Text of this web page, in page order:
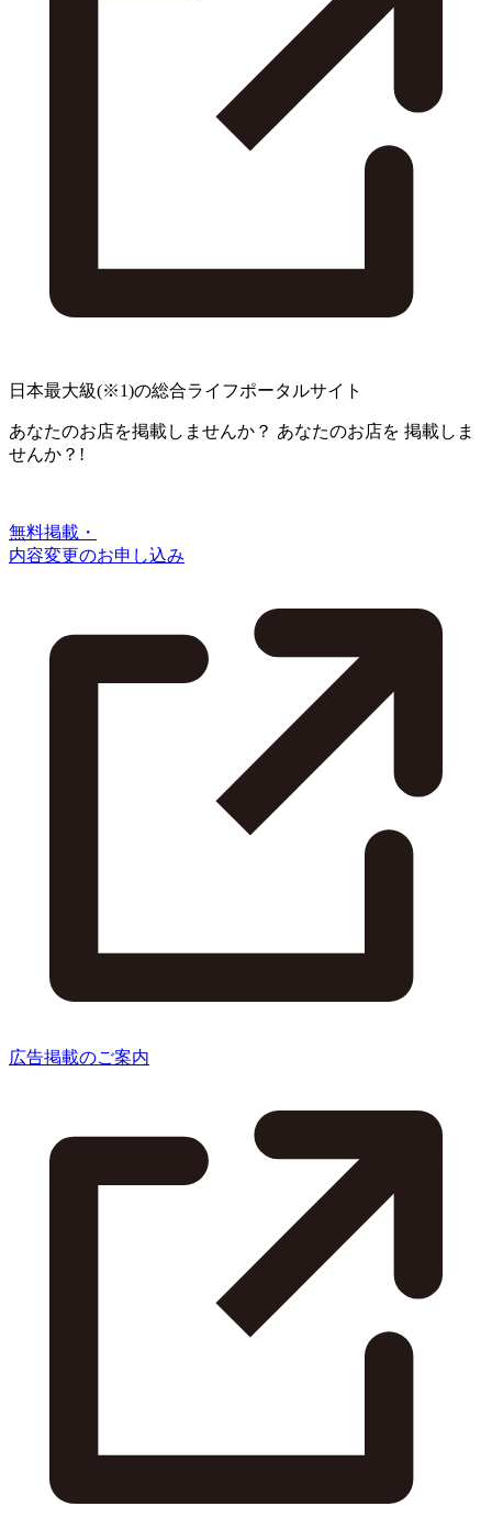
日本最大級(※1)の総合ライフポータルサイト
あなたのお店を掲載しませんか？ あなたのお店を 掲載しま
せんか？!
無料掲載・
内容変更のお申し込み
広告掲載のご案内